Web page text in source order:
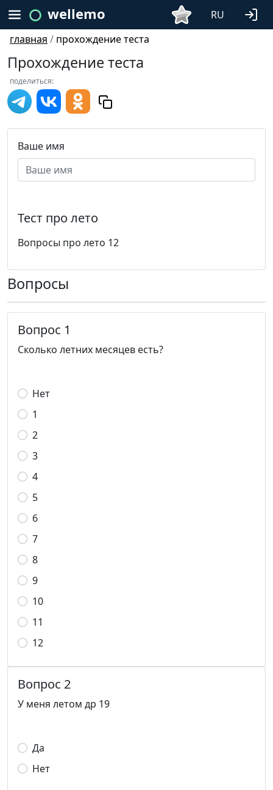
wellemo
RU
главная / прохождение теста
Прохождение теста
поделиться:
Ваше имя
Тест про лето
Вопросы про лето 12
Вопросы
Вопрос 1
Сколько летних месяцев есть?
Нет
1
2
3
4
5
6
7
8
9
10
11
12
Вопрос 2
У меня летом др 19
Да
Нет